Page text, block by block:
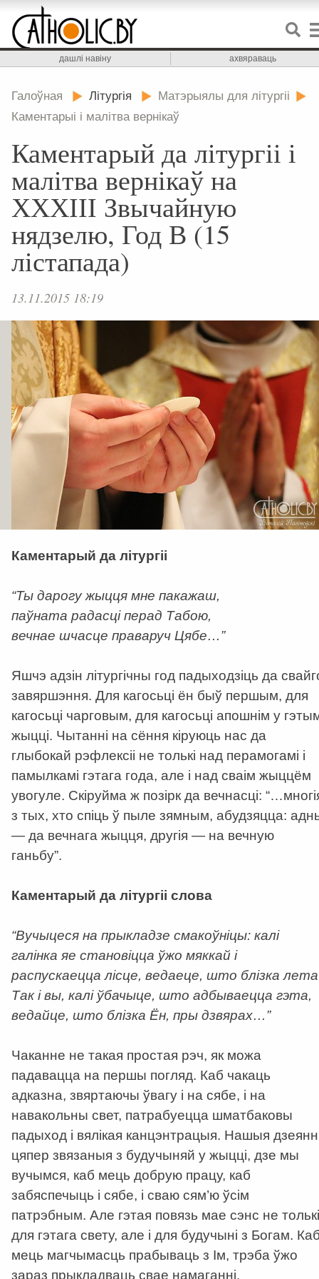
дашлі навіну ахвяраваць
Галоўная Літургія
Матэрыялы для літургіі
Каментарыі і малітва вернікаў
Каментарый да літургіі і
малітва вернікаў на
ХХХІІІ Звычайную
нядзелю, Год В (15
лістапада)
13.11.2015 18:19
Каментарый да літургіі
“Ты дарогу жыцця мне пакажаш,
паўната радасці перад Табою,
вечнае шчасце праваруч Цябе…”
Яшчэ адзін літургічны год падыходзіць да
завяршэння. Для кагосьці ён быў першым, для
кагосьці чарговым, для кагосьці апошнім у
жыцці. Чытанні на сёння кіруюць нас да
глыбокай рэфлексіі не толькі над перамогамі і
памылкамі гэтага года, але і над сваім жыццём
увогуле. Скіруйма ж позірк да вечнасці:
з тых, хто спіць ў пыле зямным, абудзяцца:
— да вечнага жыцця, другія — на вечную
ганьбу”.
Каментарый да літургіі слова
“Вучыцеся на прыкладзе смакоўніцы: калі
галінка яе становіцца ўжо мяккай і
распускаецца лісце, ведаеце, што блізка
Так і вы, калі ўбачыце, што адбываецца гэта,
ведайце, што блізка Ён, пры дзвярах…”
Чаканне не такая простая рэч, як можа
падавацца на першы погляд. Каб чакаць
адказна, звяртаючы ўвагу і на сябе, і на
навакольны свет, патрабуецца шматбаковы
падыход і вялікая канцэнтрацыя. Нашыя
цяпер звязаныя з будучыняй у жыцці, дзе мы
вучымся, каб мець добрую працу, каб
забяспечыць і сябе, і сваю сям’ю ўсім
патрэбным. Але гэтая повязь мае сэнс не толькі
для гэтага свету, але і для будучыні з Богам.
мець магчымасць прабываць з Ім, трэба ўжо
зараз прыкладваць свае намаганні.